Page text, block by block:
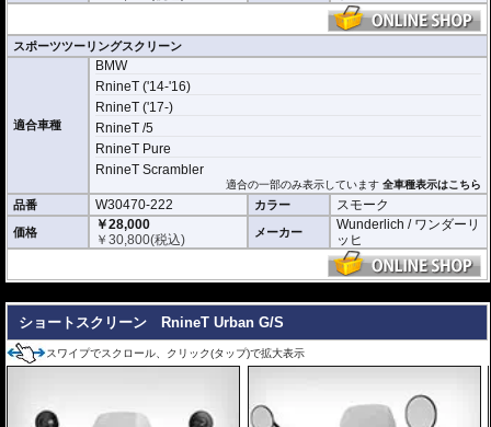
スポーツツーリングスクリーン
適合車種
BMW
RnineT ('14-'16)
RnineT ('17-)
RnineT /5
RnineT Pure
RnineT Scrambler
適合の一部のみ表示しています全車種表示はこちら
品番 W30470-222 カラー スモーク
価格
￥28,000
￥30,800(税込) メーカー
Wunderlich / ワンダーリ
ッヒ
ショートスクリーン RnineT Urban G/S
スワイプでスクロール、クリック(タップ)で拡大表示